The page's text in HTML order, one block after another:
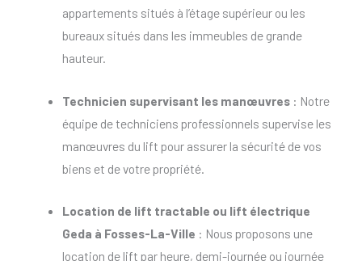
appartements situés à l’étage supérieur ou les
bureaux situés dans les immeubles de grande
hauteur.
Technicien supervisant les manœuvres: Notre
équipe de techniciens professionnels supervise les
manœuvres du lift pour assurer la sécurité de vos
biens et de votre propriété.
Location de lift tractable ou lift électrique
Geda à Fosses-La-Ville : Nous proposons une
location de lift par heure, demi-journée ou journée